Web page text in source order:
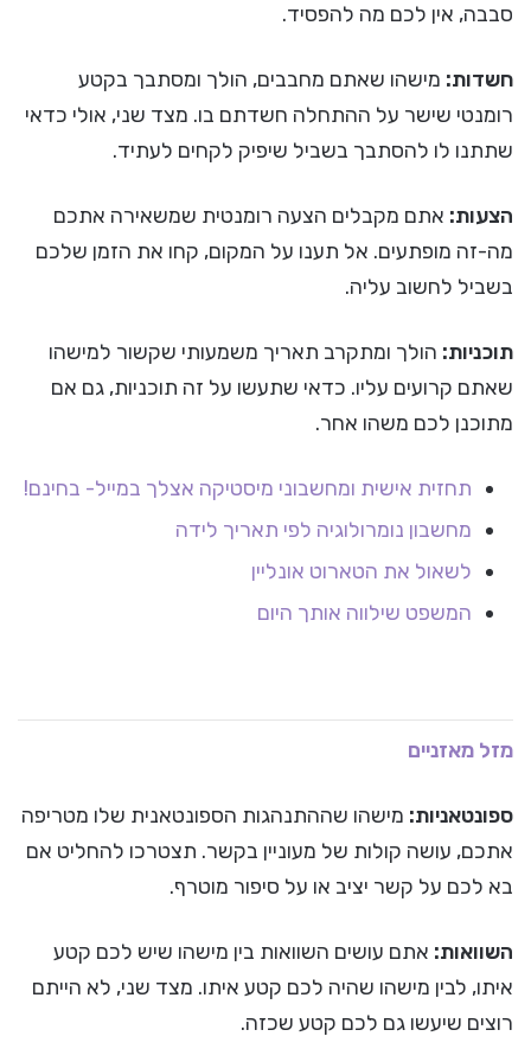
סבבה, אין לכם מה להפסיד.
חשדות: מישהו שאתם מחבבים, הולך ומסתבך בקטע
רומנטי שישר על ההתחלה חשדתם בו. מצד שני, אולי כדאי
שתתנו לו להסתבך בשביל שיפיק לקחים לעתיד.
הצעות: אתם מקבלים הצעה רומנטית שמשאירה אתכם
מה-זה מופתעים. אל תענו על המקום, קחו את הזמן שלכם
בשביל לחשוב עליה.
תוכניות: הולך ומתקרב תאריך משמעותי שקשור למישהו
שאתם קרועים עליו. כדאי שתעשו על זה תוכניות, גם אם
מתוכנן לכם משהו אחר.
תחזית אישית ומחשבוני מיסטיקה אצלך במייל- בחינם!
מחשבון נומרולוגיה לפי תאריך לידה
לשאול את הטארוט אונליין
המשפט שילווה אותך היום
מזל מאזניים
ספונטאניות: מישהו שההתנהגות הספונטאנית שלו מטריפה
אתכם, עושה קולות של מעוניין בקשר. תצטרכו להחליט אם
בא לכם על קשר יציב או על סיפור מוטרף.
השוואות: אתם עושים השוואות בין מישהו שיש לכם קטע
איתו, לבין מישהו שהיה לכם קטע איתו. מצד שני, לא הייתם
רוצים שיעשו גם לכם קטע שכזה.